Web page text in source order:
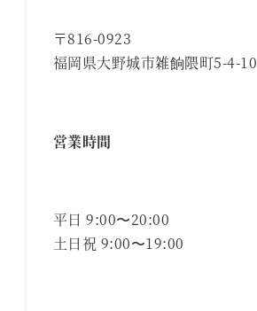
〒816-0923
福岡県大野城市雑餉隈町5-4-10
営業時間
平日 9:00〜20:00
土日祝 9:00〜19:00